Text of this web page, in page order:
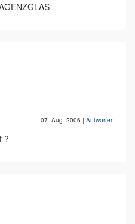
07. Aug. 2006 | Antworten
?